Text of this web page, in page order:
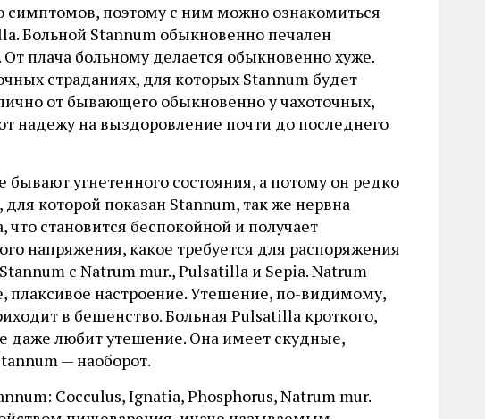
поэтому с ним можно ознакомиться
Больной Stannum обыкновенно печален
плача больному делается обыкновенно хуже.
страданиях, для которых Stannum будет
от бывающего обыкновенно у чахоточных,
надежу на выздоровление почти до последнего
бывают угнетенного состояния, а потому он редко
которой показан Stannum, так же нервна
что становится беспокойной и получает
напряжения, какое требуется для распоряжения
с Natrum mur., Pulsatilla и Sepia. Natrum
плаксивое настроение. Утешение, по-видимому,
в бешенство. Больная Pulsatilla кроткого,
даже любит утешение. Она имеет скудные,
— наоборот.
Cocculus, Ignatia, Phosphorus, Natrum mur.